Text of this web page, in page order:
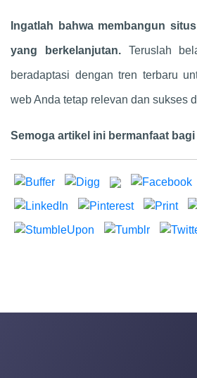
Ingatlah bahwa membangun
yang berkelanjutan.Teruslah
beradaptasi dengan tren terbaru
web Anda tetap relevan dan sukses
Semoga artikel ini bermanfaat bagi